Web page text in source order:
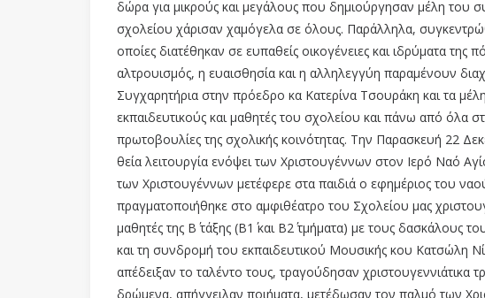
δώρα για μικρούς και μεγάλους που δημιούργησαν μέλη του
σχολείου χάρισαν χαμόγελα σε όλους. Παράλληλα,
οποίες διατέθηκαν σε ευπαθείς οικογένειες και ιδρύματα της
αλτρουισμός, η ευαισθησία και η αλληλεγγύη παραμένουν
Συγχαρητήρια στην πρόεδρο κα Κατερίνα Τσουράκη και τα
εκπαιδευτικούς και μαθητές του σχολείου και πάνω από όλα
πρωτοβουλίες της σχολικής κοινότητας. Την Παρασκευή 22
θεία λειτουργία ενόψει των Χριστουγέννων στον Ιερό Ναό
των Χριστουγέννων μετέφερε στα παιδιά ο εφημέριος του
πραγματοποιήθηκε στο αμφιθέατρο του Σχολείου μας
μαθητές της Β΄ τάξης (Β1΄ και Β2΄ τμήματα) με τους δασκάλους
και τη συνδρομή του εκπαιδευτικού Μουσικής κου Κατσώλη
απέδειξαν το ταλέντο τους, τραγούδησαν χριστουγεννιάτικα
δρώμενα, απήγγειλαν ποιήματα, μετέδωσαν τον παλμό των